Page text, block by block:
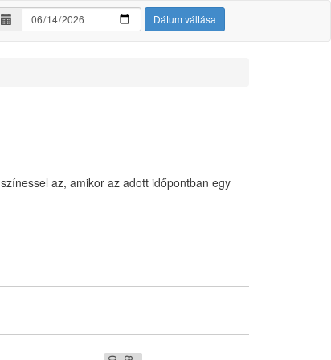
Dátum váltása
az, amikor az adott időpontban egy